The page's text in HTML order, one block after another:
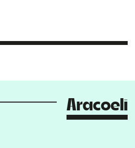
Aracoeli